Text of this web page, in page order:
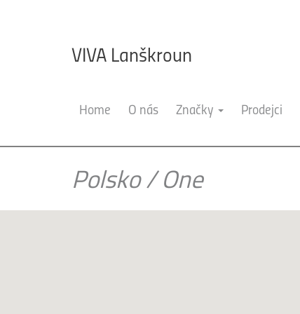
VIVA Lanškroun
Home O nás Značky Prodejci
Polsko/One